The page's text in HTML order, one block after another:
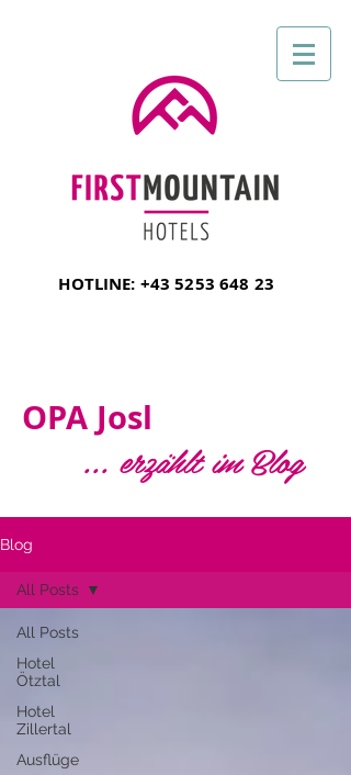
HOTLINE: +43 5253 648 23
OPA Josl
... erzählt im Blog
Blog
All Posts
Hotel
Ötztal
Hotel
Zillertal
Ausflüge
All Posts